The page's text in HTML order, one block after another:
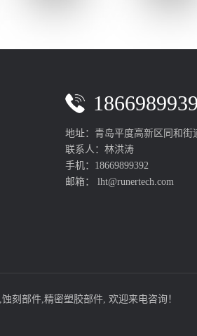
地址：青岛平度高新区同和街
联系人：林洪涛
手机：18669899392
邮箱： lht@runertech.com
蚀刻部件 精密塑胶部件 , 欢迎来电咨询！